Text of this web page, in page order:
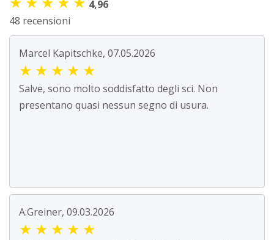
4,96
48 recensioni
Marcel Kapitschke, 07.05.2026
★ ★ ★ ★ ★
Salve, sono molto soddisfatto degli sci. Non
presentano quasi nessun segno di usura.
A.Greiner, 09.03.2026
★ ★ ★ ★ ★